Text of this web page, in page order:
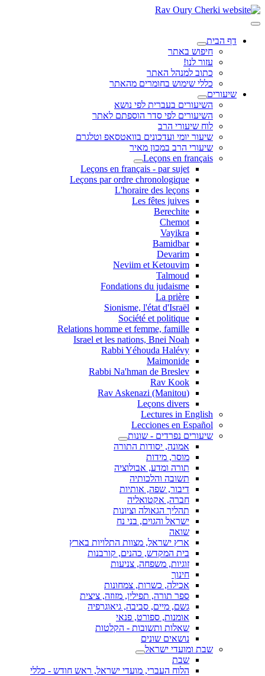
דף הבית
חיפוש באתר
עזור לנו!
כתוב למנהל האתר
כללי שימוש בחומרים מהאתר
שיעורים
השיעורים בעברית לפי נושא
השיעורים לפי סדר הוספתם לאתר
לוח שיעורי הרב
שיעור יומי ועדכונים בוואטסאפ וטלגרם
שיעורי הרב במכון מאיר
Leçons en français
Leçons en français - par sujet
Leçons par ordre chronologique
L'horaire des leçons
Les fêtes juives
Berechite
Chemot
Vayikra
Bamidbar
Devarim
Neviim et Ketouvim
Talmoud
Fondations du judaisme
La prière
Sionisme, l'état d'Israël
Société et politique
Relations homme et femme, famille
Israel et les nations, Bnei Noah
Rabbi Yéhouda Halévy
Maimonide
Rabbi Na'hman de Breslev
Rav Kook
(Rav Askenazi (Manitou
Leçons divers
Lectures in English
Lecciones en Español
שיעורים נפרדים - שונות
אמונה, יסודות התורה
מוסר, מידות
תורה ומדע, אבולוציה
תשובה והלכותיה
דיבור, שפה, אותיות
חברה, אקטואליה
תהליך הגאולה וציונות
ישראל והגוים, בני נח
שואה
ארץ ישראל, מצוות התלויות בארץ
בית המקדש, כהנים, קורבנות
זוגיות, משפחה, צניעות
חינוך
אכילה, כשרות, צמחונות
ספר תורה, תפילין, מזוזה, ציצית
גשם, מיים, סביבה, גיאוגרפיה
אומנות, ספורט, פנאי
שאלות ותשובות - הקלטות
נושאים שונים
שבת ומועדי ישראל
שבת
הלוח העברי, מועדי ישראל, ראש חודש - כללי